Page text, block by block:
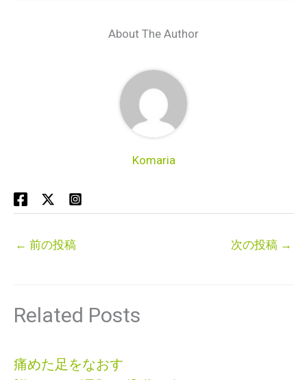
About The Author
Komaria
← 前の投稿 次の投稿 →
Related Posts
痛めた足をなおす